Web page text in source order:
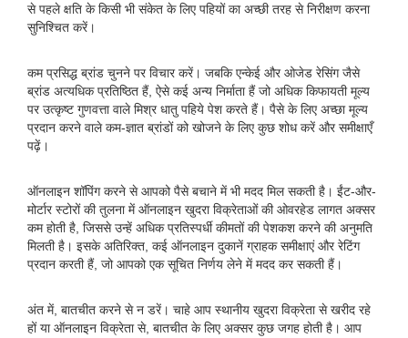
से पहले क्षति के किसी भी संकेत के लिए पहियों का अच्छी तरह से निरीक्षण करना
सुनिश्चित करें।
कम प्रसिद्ध ब्रांड चुनने पर विचार करें। जबकि एन्केई और ओजेड रेसिंग जैसे
ब्रांड अत्यधिक प्रतिष्ठित हैं, ऐसे कई अन्य निर्माता हैं जो अधिक किफायती मूल्य
पर उत्कृष्ट गुणवत्ता वाले मिश्र धातु पहिये पेश करते हैं। पैसे के लिए अच्छा मूल्य
प्रदान करने वाले कम-ज्ञात ब्रांडों को खोजने के लिए कुछ शोध करें और समीक्षाएँ
पढ़ें।
ऑनलाइन शॉपिंग करने से आपको पैसे बचाने में भी मदद मिल सकती है। ईंट-और-
मोर्टार स्टोरों की तुलना में ऑनलाइन खुदरा विक्रेताओं की ओवरहेड लागत अक्सर
कम होती है, जिससे उन्हें अधिक प्रतिस्पर्धी कीमतों की पेशकश करने की अनुमति
मिलती है। इसके अतिरिक्त, कई ऑनलाइन दुकानें ग्राहक समीक्षाएं और रेटिंग
प्रदान करती हैं, जो आपको एक सूचित निर्णय लेने में मदद कर सकती हैं।
अंत में, बातचीत करने से न डरें। चाहे आप स्थानीय खुदरा विक्रेता से खरीद रहे
हों या ऑनलाइन विक्रेता से, बातचीत के लिए अक्सर कुछ जगह होती है। आप